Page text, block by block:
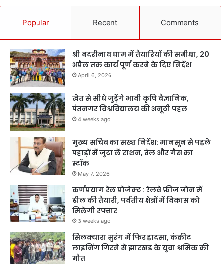
Popular Recent Comments
श्री बदरीनाथ धाम में तैयारियों की समीक्षा, 20
अप्रैल तक कार्य पूर्ण करने के दिए निर्देश
April 6, 2026
खेत से सीधे जुड़ेंगे भावी कृषि वैज्ञानिक,
पंतनगर विश्वविद्यालय की अनूठी पहल
4 weeks ago
मुख्य सचिव का सख्त निर्देश: मानसून से पहले
पहाड़ों में जुटा लें राशन, तेल और गैस का
स्टॉक
May 7, 2026
कर्णप्रयाग रेल प्रोजेक्ट : रेलवे फ्रीज जोन में
ढील की तैयारी, पर्वतीय क्षेत्रों में विकास को
मिलेगी रफ्तार
3 weeks ago
सिलक्यारा सुरंग में फिर हादसा, कंक्रीट
लाइनिंग गिरने से झारखंड के युवा श्रमिक की
मौत